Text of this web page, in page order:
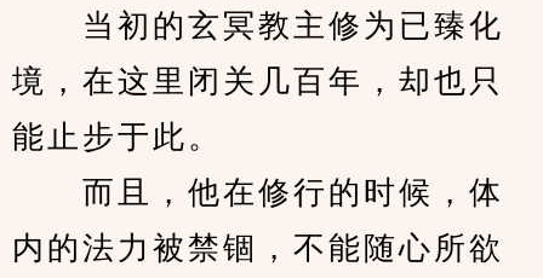
当初的玄冥教主修为已臻化
境，在这里闭关几百年，却也只
能止步于此。
而且，他在修行的时候，体
内的法力被禁锢，不能随心所欲